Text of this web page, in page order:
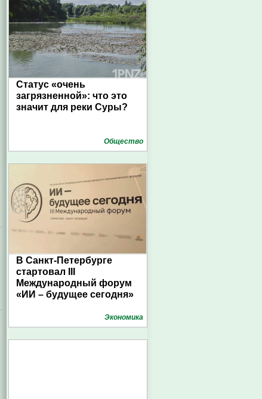
Статус «очень
загрязненной»: что это
значит для реки Суры?
Общество
В Санкт-Петербурге
стартовал III
Международный форум
«ИИ – будущее сегодня»
Экономика